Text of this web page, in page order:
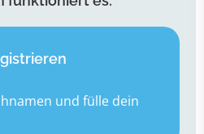
und fülle dein